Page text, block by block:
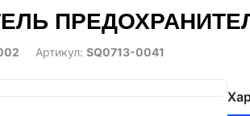
Артикул: SQ0713-0041